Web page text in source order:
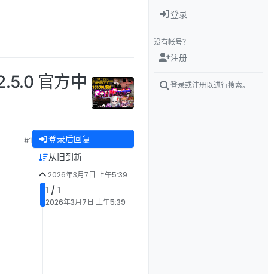
官方中
#1 登录后回复
从旧到新
2026年3月7日 上午5:39
1 / 1
2026年3月7日 上午5:39
登录
没有帐号？
注册
登录或注册以进行搜索。